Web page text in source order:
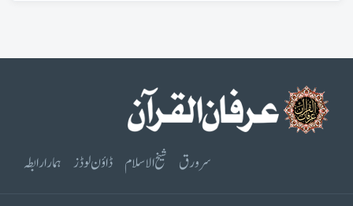
سرورق شیخ الاسلام ڈاؤن لوڈز ہمارا رابطہ